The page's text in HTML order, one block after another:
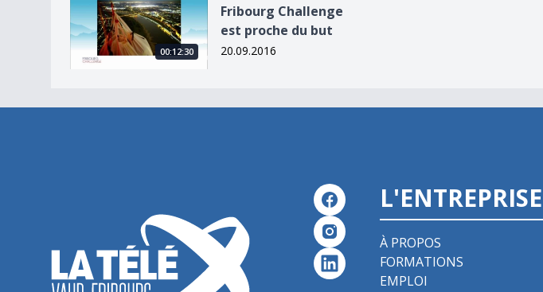
00:12:30
Fribourg Challenge
est proche du but
20.09.2016
L'ENTREPRISE
À PROPOS
FORMATIONS
EMPLOI